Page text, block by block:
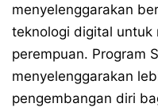
menyelenggarakan
teknologi digital untuk
perempuan. Program
menyelenggarakan
pengembangan diri